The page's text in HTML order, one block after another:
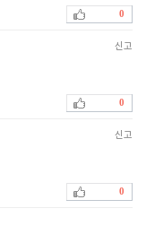
0
신고
0
신고
0